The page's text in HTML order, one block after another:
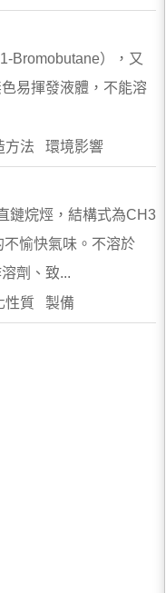
Bromobutane），又
易揮發液體，不能溶
法 環境影響
鏈烷烴，結構式為CH3
愉快氣味。不溶於
劑、致...
性質 製備